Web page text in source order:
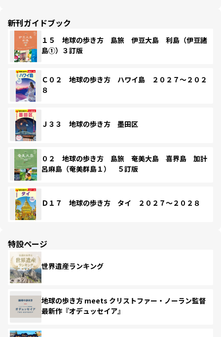
新刊ガイドブック
１５ 地球の歩き方 島旅 伊豆大島 利島（伊豆諸
島①）３訂版
Ｃ０２ 地球の歩き方 ハワイ島 ２０２７～２０２
８
Ｊ３３ 地球の歩き方 墨田区
０２ 地球の歩き方 島旅 奄美大島 喜界島 加計
呂麻島（奄美群島１） ５訂版
Ｄ１７ 地球の歩き方 タイ ２０２７～２０２８
特設ページ
世界遺産ランキング
地球の歩き方 meets クリストファー・ノーラン監督
最新作『オデュッセイア』